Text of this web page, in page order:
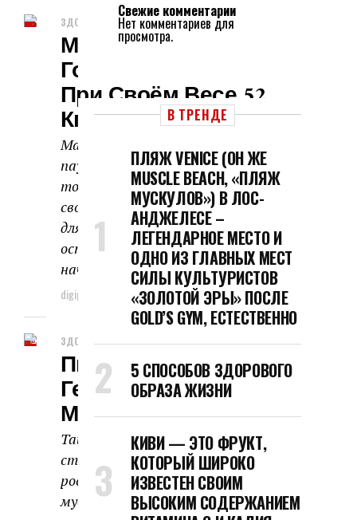
ЗДОРОВЬЕ И КРАСОТА
Мариса Инда. В 43
Года Тянет 182 Кг
При Своём Весе 52
Кг
Мариса Инда американская
пауэрлифтерша. Поражает не
только своими силовыми но и
своим эстетичным телом. Время
для этой красотки как будто
остановилось. Мариса Инда
начала...
digipodcast 12.07.2026
ЗДОРОВЬЕ И КРАСОТА
Питчаи Кусуван.
Генетический
Монстр Из Таиланда
Таиланд не самая богатая
страна в мире. Тайцы не большого
роста и никогда не отличались
мускулистостью. Хотя глядя на
Свежие комментарии
Нет комментариев для
просмотра.
В ТРЕНДЕ
ПЛЯЖ VENICE (ОН ЖЕ
MUSCLE BEACH, «ПЛЯЖ
МУСКУЛОВ») В ЛОС-
АНДЖЕЛЕСЕ –
ЛЕГЕНДАРНОЕ МЕСТО И
ОДНО ИЗ ГЛАВНЫХ МЕСТ
СИЛЫ КУЛЬТУРИСТОВ
«ЗОЛОТОЙ ЭРЫ» ПОСЛЕ
GOLD’S GYM, ЕСТЕСТВЕННО
5 СПОСОБОВ ЗДОРОВОГО
ОБРАЗА ЖИЗНИ
КИВИ — ЭТО ФРУКТ,
КОТОРЫЙ ШИРОКО
ИЗВЕСТЕН СВОИМ
ВЫСОКИМ СОДЕРЖАНИЕМ